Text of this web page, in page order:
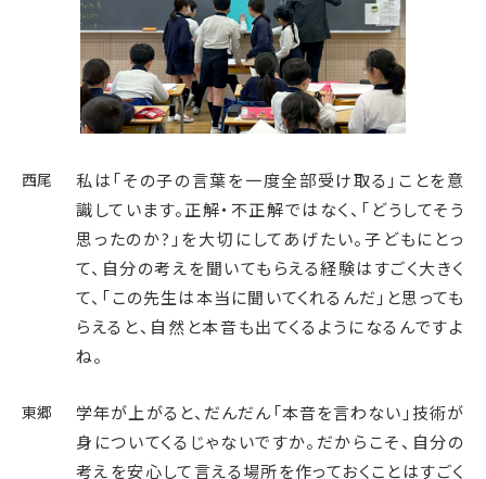
西尾
私は「その子の言葉を一度全部受け取る」ことを意
識しています。正解・不正解ではなく、「どうしてそう
思ったのか?」を大切にしてあげたい。子どもにとっ
て、自分の考えを聞いてもらえる経験はすごく大きく
て、「この先生は本当に聞いてくれるんだ」と思っても
らえると、自然と本音も出てくるようになるんですよ
ね。
東郷
学年が上がると、だんだん「本音を言わない」技術が
身についてくるじゃないですか。だからこそ、自分の
考えを安心して言える場所を作っておくことはすごく